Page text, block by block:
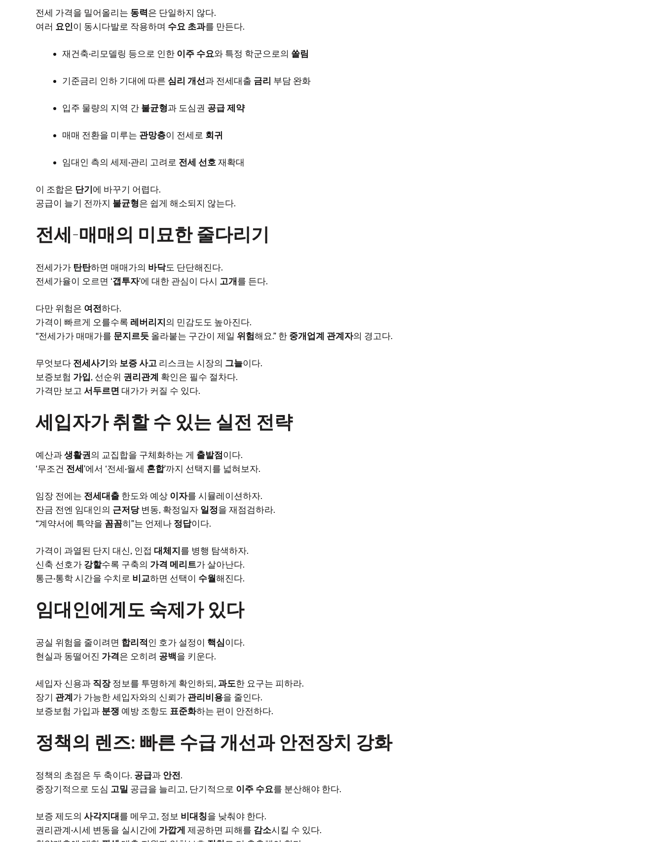
전세 가격을 밀어올리는 동력은 단일하지 않다.
여러 요인이 동시다발로 작용하며 수요 초과를 만든다.
재건축·리모델링 등으로 인한 이주 수요와 특정 학군으로의 쏠림
기준금리 인하 기대에 따른 심리 개선과 전세대출 금리 부담 완화
입주 물량의 지역 간 불균형과 도심권 공급 제약
매매 전환을 미루는 관망층이 전세로 회귀
임대인 측의 세제·관리 고려로 전세 선호재확대
이 조합은 단기에 바꾸기 어렵다.
공급이 늘기 전까지 불균형은 쉽게 해소되지 않는다.
전세-매매의 미묘한 줄다리기
전세가가 탄탄하면 매매가의 바닥도 단단해진다.
전세가율이 오르면 ‘갭투자’에 대한 관심이 다시 고개를 든다.
다만 위험은 여전하다.
가격이 빠르게 오를수록 레버리지의 민감도도 높아진다.
“전세가가 매매가를 문지르듯 올라붙는 구간이 제일 위험해요.” 한 중개업계 관계자의 경고다.
무엇보다 전세사기와 보증 사고 리스크는 시장의 그늘이다.
보증보험 가입, 선순위 권리관계 확인은 필수 절차다.
가격만 보고 서두르면 대가가 커질 수 있다.
세입자가 취할 수 있는 실전 전략
예산과생활권의 교집합을 구체화하는 게 출발점이다.
‘무조건 전세’에서 ‘전세·월세 혼합’까지 선택지를 넓혀보자.
임장 전에는 전세대출 한도와 예상 이자를 시뮬레이션하자.
잔금 전엔 임대인의 근저당변동, 확정일자 일정을 재점검하라.
“계약서에 특약을 꼼꼼히”는 언제나 정답이다.
가격이 과열된 단지 대신, 인접 대체지를 병행 탐색하자.
신축 선호가 강할수록 구축의 가격 메리트가 살아난다.
통근·통학 시간을 수치로 비교하면 선택이 수월해진다.
임대인에게도 숙제가 있다
공실 위험을 줄이려면 합리적인 호가 설정이 핵심이다.
현실과 동떨어진 가격은 오히려 공백을 키운다.
세입자 신용과 직장정보를 투명하게 확인하되, 과도한 요구는 피하라.
장기 관계가 가능한 세입자와의 신뢰가 관리비용을 줄인다.
보증보험 가입과 분쟁 예방 조항도 표준화하는 편이 안전하다.
정책의 렌즈: 빠른 수급 개선과 안전장치 강화
정책의 초점은 두 축이다. 공급과 안전.
중장기적으로 도심 고밀 공급을 늘리고, 단기적으로 이주 수요를 분산해야 한다.
보증 제도의 사각지대를 메우고, 정보 비대칭을 낮춰야 한다.
권리관계·시세 변동을 실시간에 가깝게 제공하면 피해를 감소시킬 수 있다.